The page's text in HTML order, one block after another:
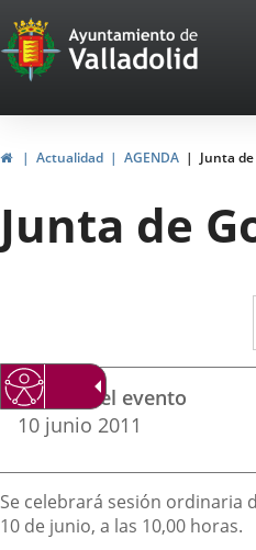
Portal
Web
del
de
Valladolid
InicioActualidad AGENDA Junta
Junta de
Datos
del
evento
Fechas del evento
10 junio 2011
Descripción
Se celebrará sesión ordinaria
10 de junio, a las 10,00 horas.